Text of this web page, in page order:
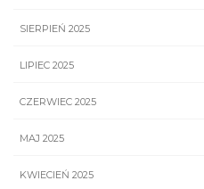
SIERPIEŃ 2025
LIPIEC 2025
CZERWIEC 2025
MAJ 2025
KWIECIEŃ 2025